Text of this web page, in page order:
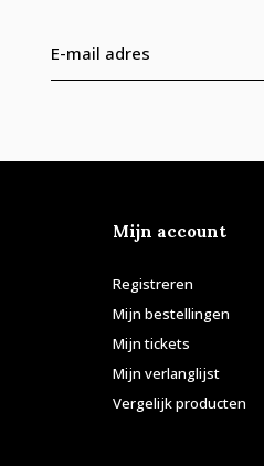
Mijn account
Registreren
Mijn bestellingen
Mijn tickets
Mijn verlanglijst
Vergelijk producten